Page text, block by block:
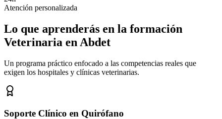
Atención personalizada
Lo que aprenderás en la formación
Veterinaria en Abdet
Un programa práctico enfocado a las competencias reales que
exigen los hospitales y clínicas veterinarias.
Soporte Clínico en Quirófano